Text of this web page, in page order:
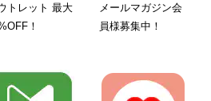
トレット 最大
！
メールマガジン会
員様募集中！